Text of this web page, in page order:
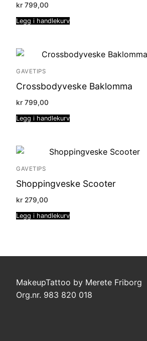
kr 799,00
Legg i handlekurv
GAVETIPS
Crossbodyveske Baklomma
kr 799,00
Legg i handlekurv
GAVETIPS
Shoppingveske Scooter
kr 279,00
Legg i handlekurv
MakeupTattoo by Merete Friborg
Org.nr. 983 820 018